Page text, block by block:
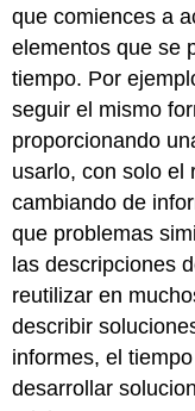
que comiences a
elementos que se
tiempo. Por
seguir el mismo
proporcionando
usarlo, con solo el
cambiando de
que problemas
las descripciones
reutilizar en
describir
informes, el
desarrollar